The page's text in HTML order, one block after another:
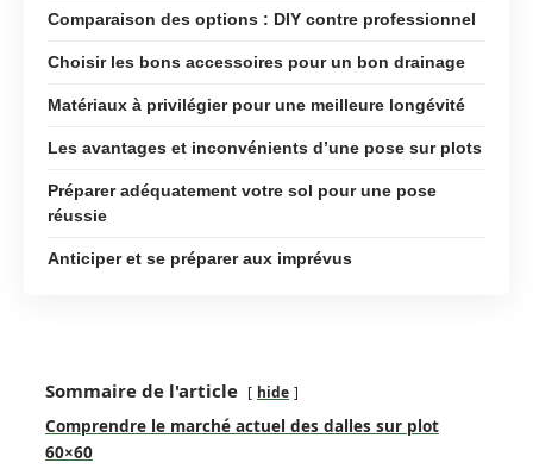
Comparaison des options : DIY contre professionnel
Choisir les bons accessoires pour un bon drainage
Matériaux à privilégier pour une meilleure longévité
Les avantages et inconvénients d’une pose sur plots
Préparer adéquatement votre sol pour une pose
réussie
Anticiper et se préparer aux imprévus
Sommaire de l'article hide
Comprendre le marché actuel des dalles sur plot
60×60